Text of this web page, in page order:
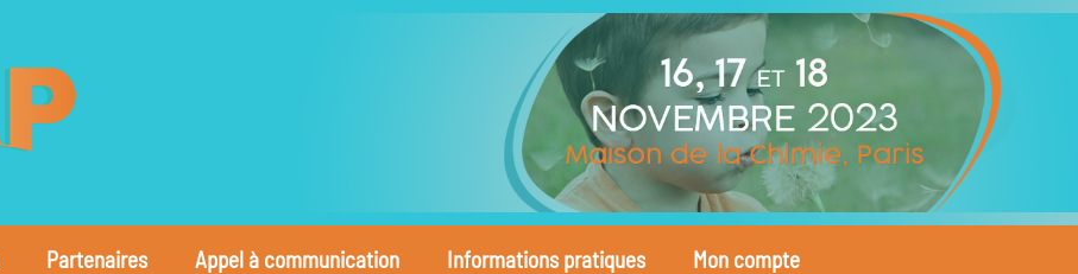
Partenaires Appel à communication Informations pratiques Mon compte